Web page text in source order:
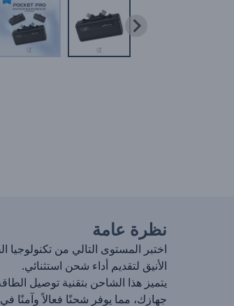
نظرة عامة
الأنيق لتقديم أداء شحن استثنائي.
يتميز هذا الشاحن بتقنية توصيل
جهازك، مما يوفر شحنًا فعالاً وآمنًا